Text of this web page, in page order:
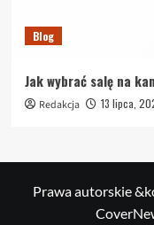
Blog
Jak wybrać salę na
Redakcja 13 lipca,
Prawa autorskie